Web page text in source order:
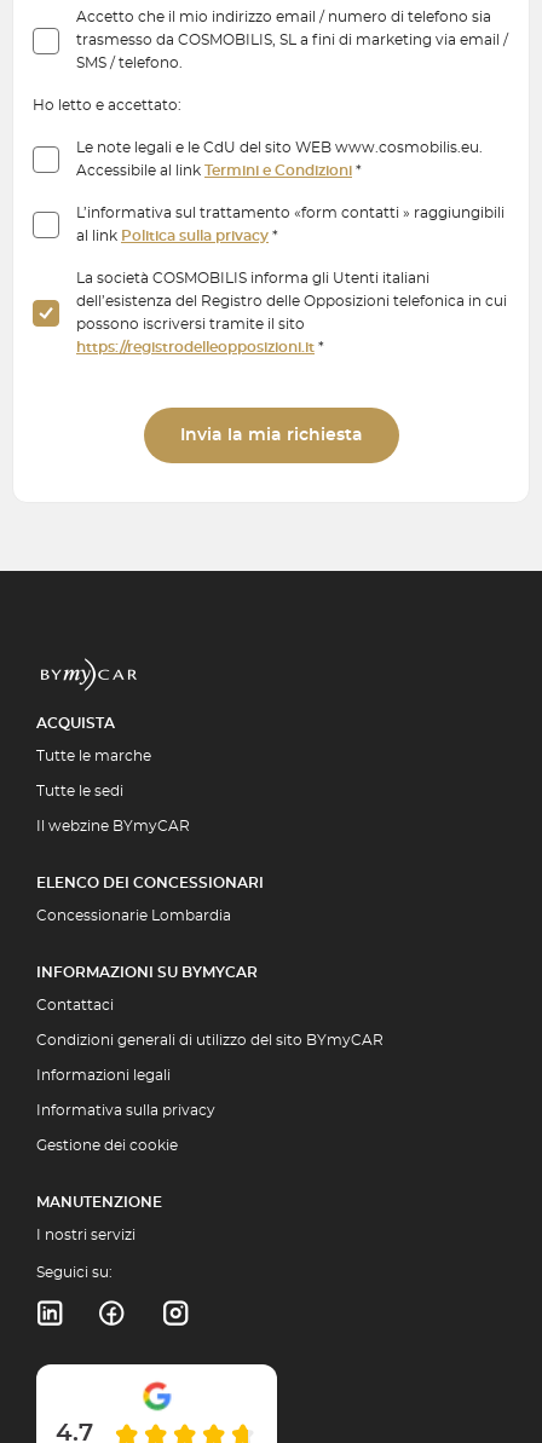
Accetto che il mio indirizzo email / numero di telefono sia
trasmesso da COSMOBILIS, SL a fini di marketing via email /
SMS / telefono.
Ho letto e accettato:
Le note legali e le CdU del sito WEB www.cosmobilis.eu.
Accessibile al link Termini e Condizioni *
L’informativa sul trattamento «form contatti » raggiungibili
al link Politica sulla privacy *
La società COSMOBILIS informa gli Utenti italiani
dell’esistenza del Registro delle Opposizioni telefonica in cui
possono iscriversi tramite il sito
https://registrodelleopposizioni.it *
Invia la mia richiesta
ACQUISTA
Tutte le marche
Tutte le sedi
Il webzine BYmyCAR
ELENCO DEI CONCESSIONARI
Concessionarie Lombardia
INFORMAZIONI SU BYMYCAR
Contattaci
Condizioni generali di utilizzo del sito BYmyCAR
Informazioni legali
Informativa sulla privacy
Gestione dei cookie
MANUTENZIONE
I nostri servizi
Seguici su:
4.7